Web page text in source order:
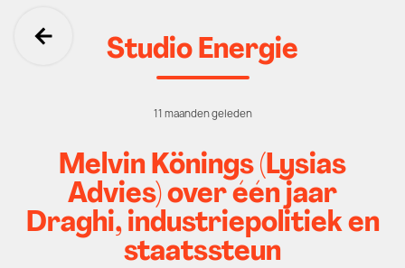
Ga terugStudio Energie
11 maanden geleden
Melvin Könings (Lysias
Advies) over één jaar
Draghi, industriepolitiek en
staatssteun